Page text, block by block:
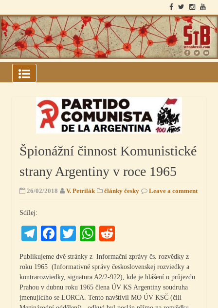
to
content
ARQUIVOS DO BLOCO
SOVIÉTICO
Špionážní činnost Komunistické
strany Argentiny v roce 1965
26/02/2018 V. Petrilák články česky Leave a comment
Sdílej:
Telegram
Facebook
TwitterWhatsApp
Publikujeme dvě stránky z Informační zprávy čs. rozvědky z
roku 1965 (Informativné správy československej rozviedky a
kontrarozviedky, signatura A2/2-922), kde je hlášení o průjezdu
Prahou v dubnu roku 1965 člena ÚV KS Argentiny soudruha
jmenujícího se LORCA. Tento navštívil MO ÚV KSČ (čili